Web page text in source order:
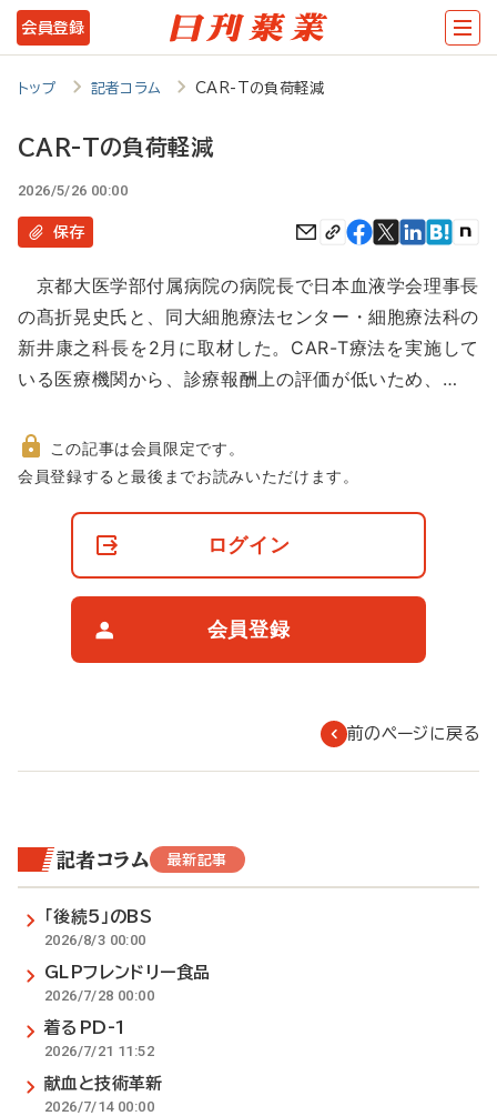
メ
イ
テ
移
動
会員登録
トップ 記者コラム CAR-Tの負荷軽減
CAR-Tの負荷軽減
2026/5/26 00:00
保存
京都大医学部付属病院の病院長で日本血液学会理事長
の髙折晃史氏と、同大細胞療法センター・細胞療法科の
新井康之科長を2月に取材した。CAR-T療法を実施して
いる医療機関から、診療報酬上の評価が低いため、…
非
この記事は会員限定です。
会員登録すると最後までお読みいただけます。
ログイン
会員登録
前のページに戻る
記者コラム 最新記事
「後続5」のBS
2026/8/3 00:00
GLPフレンドリー食品
2026/7/28 00:00
着るPD-1
2026/7/21 11:52
献血と技術革新
2026/7/14 00:00